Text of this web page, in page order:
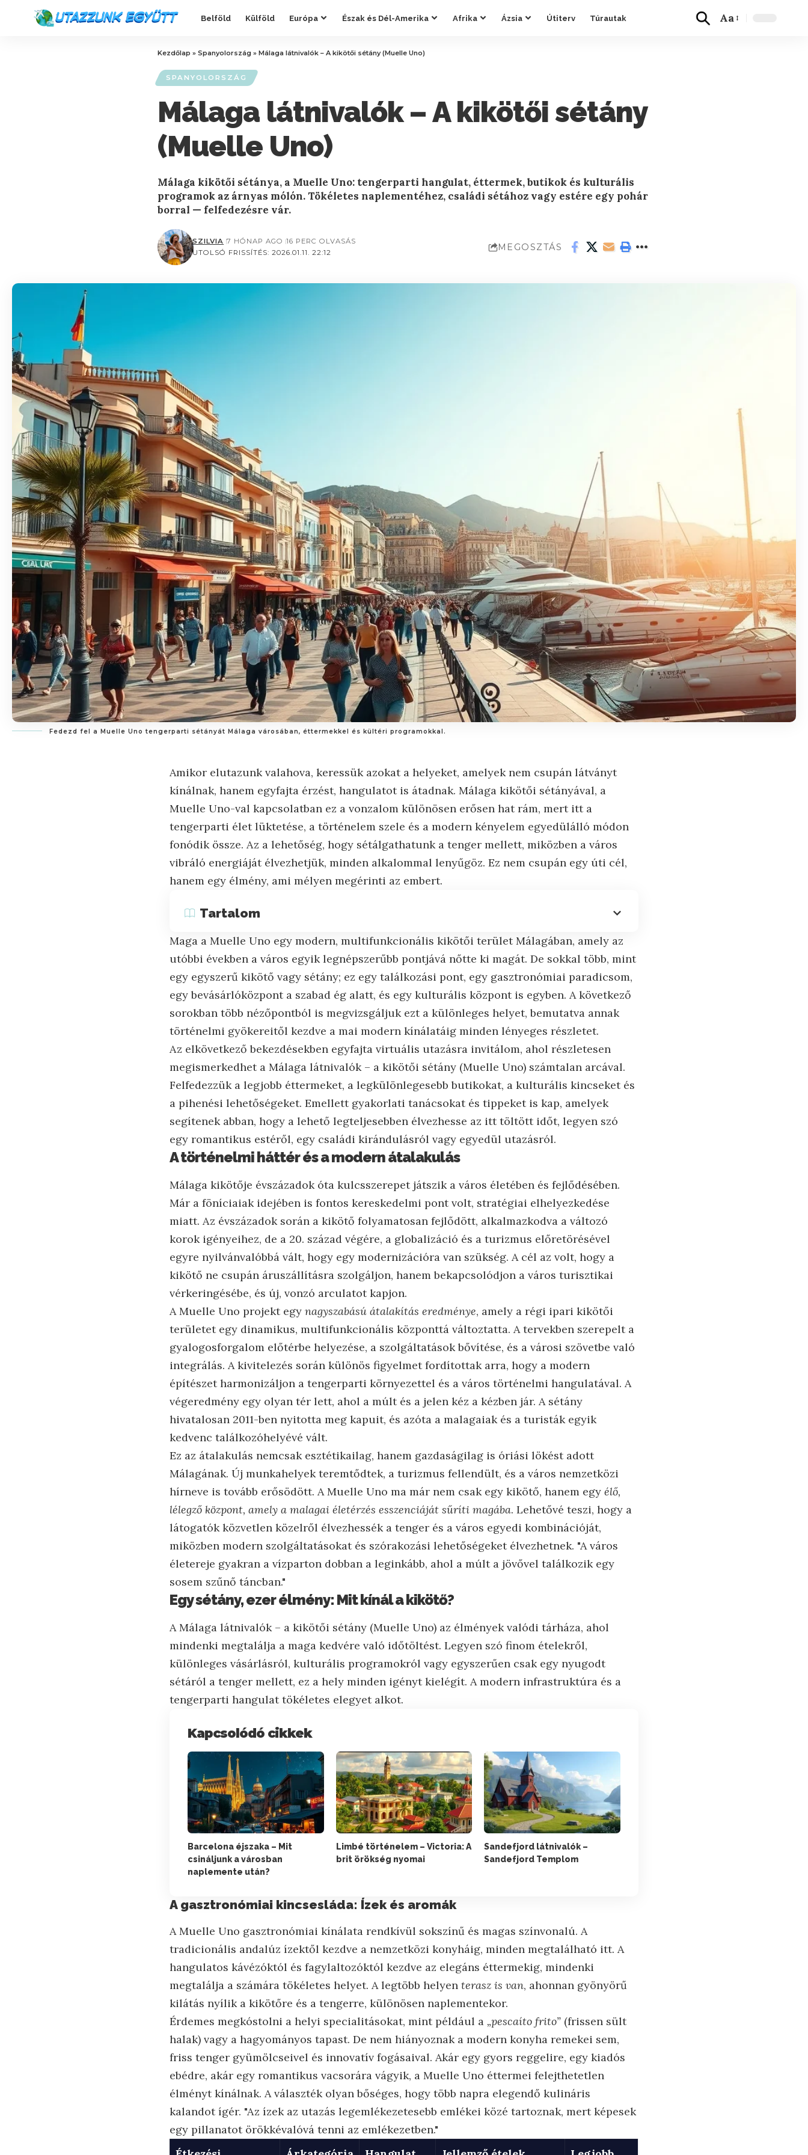
Belföld Külföld Európa Észak és Dél-Amerika Afrika Ázsia Útiterv Túrautak Aa
Kezdőlap » Spanyolország » Málaga látnivalók – A kikötői sétány (Muelle Uno)
SPANYOLORSZÁG
Málaga látnivalók – A kikötői sétány
(Muelle Uno)
Málaga kikötői sétánya, a Muelle Uno: tengerparti hangulat, éttermek, butikok és kulturális
programok az árnyas mólón. Tökéletes naplementéhez, családi sétához vagy estére egy pohár
borral — felfedezésre vár.
UTOLSÓ FRISSÍTÉS: 2026.01.11. 22:12
SZILVIA 7 HÓNAP AGO 16 PERC OLVASÁS
MEGOSZTÁS
Fedezd fel a Muelle Uno tengerparti sétányát Málaga városában, éttermekkel és kültéri programokkal.
Amikor elutazunk valahova, keressük azokat a helyeket, amelyek nem csupán látványt
kínálnak, hanem egyfajta érzést, hangulatot is átadnak. Málaga kikötői sétányával, a
Muelle Uno-val kapcsolatban ez a vonzalom különösen erősen hat rám, mert itt a
tengerparti élet lüktetése, a történelem szele és a modern kényelem egyedülálló módon
fonódik össze. Az a lehetőség, hogy sétálgathatunk a tenger mellett, miközben a város
vibráló energiáját élvezhetjük, minden alkalommal lenyűgöz. Ez nem csupán egy úti cél,
hanem egy élmény, ami mélyen megérinti az embert.
Tartalom
Maga a Muelle Uno egy modern, multifunkcionális kikötői terület Málagában, amely az
utóbbi években a város egyik legnépszerűbb pontjává nőtte ki magát. De sokkal több, mint
egy egyszerű kikötő vagy sétány; ez egy találkozási pont, egy gasztronómiai paradicsom,
egy bevásárlóközpont a szabad ég alatt, és egy kulturális központ is egyben. A következő
sorokban több nézőpontból is megvizsgáljuk ezt a különleges helyet, bemutatva annak
történelmi gyökereitől kezdve a mai modern kínálatáig minden lényeges részletet.
Az elkövetkező bekezdésekben egyfajta virtuális utazásra invitálom, ahol részletesen
megismerkedhet a Málaga látnivalók – a kikötői sétány (Muelle Uno) számtalan arcával.
Felfedezzük a legjobb éttermeket, a legkülönlegesebb butikokat, a kulturális kincseket és
a pihenési lehetőségeket. Emellett gyakorlati tanácsokat és tippeket is kap, amelyek
segítenek abban, hogy a lehető legteljesebben élvezhesse az itt töltött időt, legyen szó
egy romantikus estéről, egy családi kirándulásról vagy egyedül utazásról.
A történelmi háttér és a modern átalakulás
Málaga kikötője évszázadok óta kulcsszerepet játszik a város életében és fejlődésében.
Már a föníciaiak idejében is fontos kereskedelmi pont volt, stratégiai elhelyezkedése
miatt. Az évszázadok során a kikötő folyamatosan fejlődött, alkalmazkodva a változó
korok igényeihez, de a 20. század végére, a globalizáció és a turizmus előretörésével
egyre nyilvánvalóbbá vált, hogy egy modernizációra van szükség. A cél az volt, hogy a
kikötő ne csupán áruszállításra szolgáljon, hanem bekapcsolódjon a város turisztikai
vérkeringésébe, és új, vonzó arculatot kapjon.
A Muelle Uno projekt egy nagyszabású átalakítás eredménye, amely a régi ipari kikötői
területet egy dinamikus, multifunkcionális központtá változtatta. A tervekben szerepelt a
gyalogosforgalom előtérbe helyezése, a szolgáltatások bővítése, és a városi szövetbe való
integrálás. A kivitelezés során különös figyelmet fordítottak arra, hogy a modern
építészet harmonizáljon a tengerparti környezettel és a város történelmi hangulatával. A
végeredmény egy olyan tér lett, ahol a múlt és a jelen kéz a kézben jár. A sétány
hivatalosan 2011-ben nyitotta meg kapuit, és azóta a malagaiak és a turisták egyik
kedvenc találkozóhelyévé vált.
Ez az átalakulás nemcsak esztétikailag, hanem gazdaságilag is óriási lökést adott
Málagának. Új munkahelyek teremtődtek, a turizmus fellendült, és a város nemzetközi
hírneve is tovább erősödött. A Muelle Uno ma már nem csak egy kikötő, hanem egy élő,
lélegző központ, amely a malagai életérzés esszenciáját sűríti magába. Lehetővé teszi, hogy a
látogatók közvetlen közelről élvezhessék a tenger és a város egyedi kombinációját,
miközben modern szolgáltatásokat és szórakozási lehetőségeket élvezhetnek. "A város
életereje gyakran a vízparton dobban a leginkább, ahol a múlt a jövővel találkozik egy
sosem szűnő táncban."
Egy sétány, ezer élmény: Mit kínál a kikötő?
A Málaga látnivalók – a kikötői sétány (Muelle Uno) az élmények valódi tárháza, ahol
mindenki megtalálja a maga kedvére való időtöltést. Legyen szó finom ételekről,
különleges vásárlásról, kulturális programokról vagy egyszerűen csak egy nyugodt
sétáról a tenger mellett, ez a hely minden igényt kielégít. A modern infrastruktúra és a
tengerparti hangulat tökéletes elegyet alkot.
Kapcsolódó cikkek
Barcelona éjszaka – Mit
csináljunk a városban
naplemente után?
Limbé történelem – Victoria: A
brit örökség nyomai
Sandefjord látnivalók –
Sandefjord Templom
A gasztronómiai kincsesláda: Ízek és aromák
A Muelle Uno gasztronómiai kínálata rendkívül sokszínű és magas színvonalú. A
tradicionális andalúz ízektől kezdve a nemzetközi konyháig, minden megtalálható itt. A
hangulatos kávézóktól és fagylaltozóktól kezdve az elegáns éttermekig, mindenki
megtalálja a számára tökéletes helyet. A legtöbb helyen terasz is van, ahonnan gyönyörű
kilátás nyílik a kikötőre és a tengerre, különösen naplementekor.
Érdemes megkóstolni a helyi specialitásokat, mint például a „pescaíto frito” (frissen sült
halak) vagy a hagyományos tapast. De nem hiányoznak a modern konyha remekei sem,
friss tenger gyümölcseivel és innovatív fogásaival. Akár egy gyors reggelire, egy kiadós
ebédre, akár egy romantikus vacsorára vágyik, a Muelle Uno éttermei felejthetetlen
élményt kínálnak. A választék olyan bőséges, hogy több napra elegendő kulináris
kalandot ígér. "Az ízek az utazás legemlékezetesebb emlékei közé tartoznak, mert képesek
egy pillanatot örökkévalóvá tenni az emlékezetben."